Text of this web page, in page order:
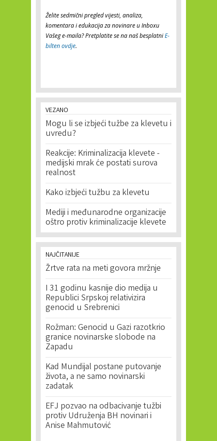
Želite sedmični pregled vijesti, analiza,
komentara i edukacija za novinare u Inboxu
Vašeg e-maila? Pretplatite se na naš besplatniE-
bilten ovdje.
VEZANO
Mogu li se izbjeći tužbe za klevetu i
uvredu?
Reakcije: Kriminalizacija klevete -
medijski mrak će postati surova
realnost
Kako izbjeći tužbu za klevetu
Mediji i međunarodne organizacije
oštro protiv kriminalizacije klevete
NAJČITANIJE
Žrtve rata na meti govora mržnje
I 31 godinu kasnije dio medija u
Republici Srpskoj relativizira
genocid u Srebrenici
Rožman: Genocid u Gazi razotkrio
granice novinarske slobode na
Zapadu
Kad Mundijal postane putovanje
života, a ne samo novinarski
zadatak
EFJ pozvao na odbacivanje tužbi
protiv Udruženja BH novinari i
Anise Mahmutović